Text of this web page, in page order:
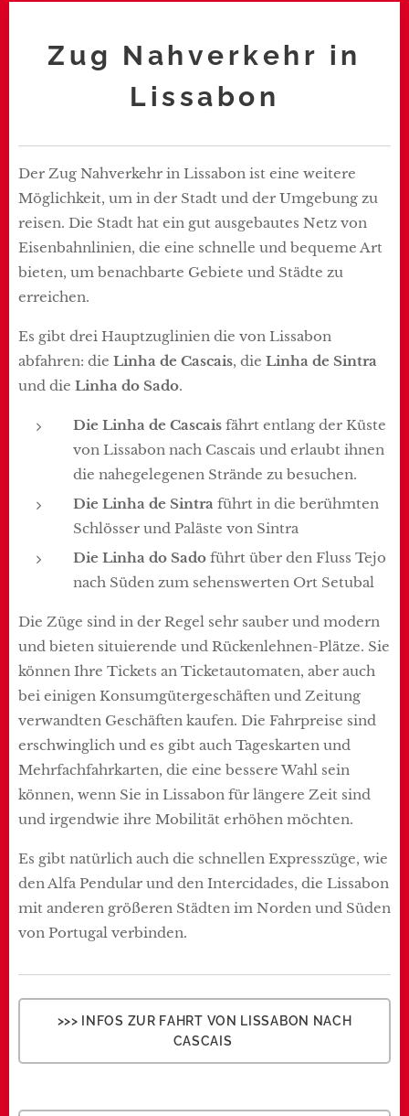
Zug Nahverkehr in
Lissabon
Der Zug Nahverkehr in Lissabon ist eine weitere
Möglichkeit, um in der Stadt und der Umgebung zu
reisen. Die Stadt hat ein gut ausgebautes Netz von
Eisenbahnlinien, die eine schnelle und bequeme Art
bieten, um benachbarte Gebiete und Städte zu
erreichen.
Es gibt drei Hauptzuglinien die von Lissabon
abfahren: die Linha de Cascais, die Linha de Sintra
und die Linha do Sado.
Die Linha de Cascais fährt entlang der Küste
von Lissabon nach Cascais und erlaubt ihnen
die nahegelegenen Strände zu besuchen.
Die Linha de Sintra führt in die berühmten
Schlösser und Paläste von Sintra
Die Linha do Sado führt über den Fluss Tejo
nach Süden zum sehenswerten Ort Setubal
Die Züge sind in der Regel sehr sauber und modern
und bieten situierende und Rückenlehnen-Plätze. Sie
können Ihre Tickets an Ticketautomaten, aber auch
bei einigen Konsumgütergeschäften und Zeitung
verwandten Geschäften kaufen. Die Fahrpreise sind
erschwinglich und es gibt auch Tageskarten und
Mehrfachfahrkarten, die eine bessere Wahl sein
können, wenn Sie in Lissabon für längere Zeit sind
und irgendwie ihre Mobilität erhöhen möchten.
Es gibt natürlich auch die schnellen Expresszüge, wie
den Alfa Pendular und den Intercidades, die Lissabon
mit anderen größeren Städten im Norden und Süden
von Portugal verbinden.
>>> INFOS ZUR FAHRT VON LISSABON NACH
CASCAIS